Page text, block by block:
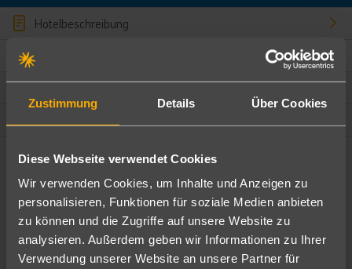
Zustimmung Details Über Cookies
Diese Webseite verwendet Cookies
Wir verwenden Cookies, um Inhalte und Anzeigen zu
personalisieren, Funktionen für soziale Medien anbieten
zu können und die Zugriffe auf unsere Website zu
analysieren. Außerdem geben wir Informationen zu Ihrer
Verwendung unserer Website an unsere Partner für
Hotelbeschreibung
Bewertungen
Ändere die Kriterien nach deinen Wünschen
Pauschal Nur Hotel